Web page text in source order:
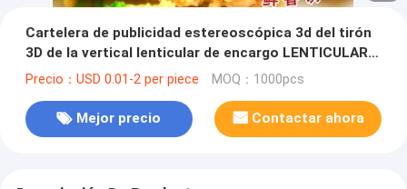
Cartelera de publicidad estereoscópica 3d del tirón
3D de la vertical lenticular de encargo LENTICULAR
PLÁSTICA de la cartelera en venta
Precio：USD 0.01-2 per piece MOQ：1000pcs
Mejor precio Contactar ahora